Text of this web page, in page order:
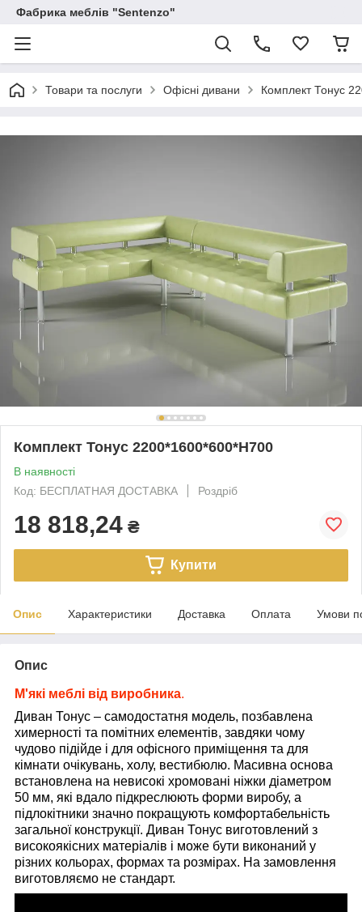
Фабрика меблів "Sentenzo"
Товари та послуги Офісні дивани Комплект Тонус
Комплект Тонус 2200*1600*600*Н700
В наявності
Код: БЕСПЛАТНАЯ ДОСТАВКА
Роздріб
18 818,24 ₴
Купити
Опис Характеристики Доставка Оплата Умови
Опис
М'які меблі від виробника.
Диван Тонус – самодостатня модель, позбавлена
химерності та помітних елементів, завдяки чому
чудово підійде і для офісного приміщення та для
кімнати очікувань, холу, вестибюлю. Масивна основа
встановлена на невисокі хромовані ніжки діаметром
50 мм, які вдало підкреслюють форми виробу, а
підлокітники значно покращують комфортабельність
загальної конструкції. Диван Тонус виготовлений з
високоякісних матеріалів і може бути виконаний у
різних кольорах, формах та розмірах. На замовлення
виготовляємо не стандарт.